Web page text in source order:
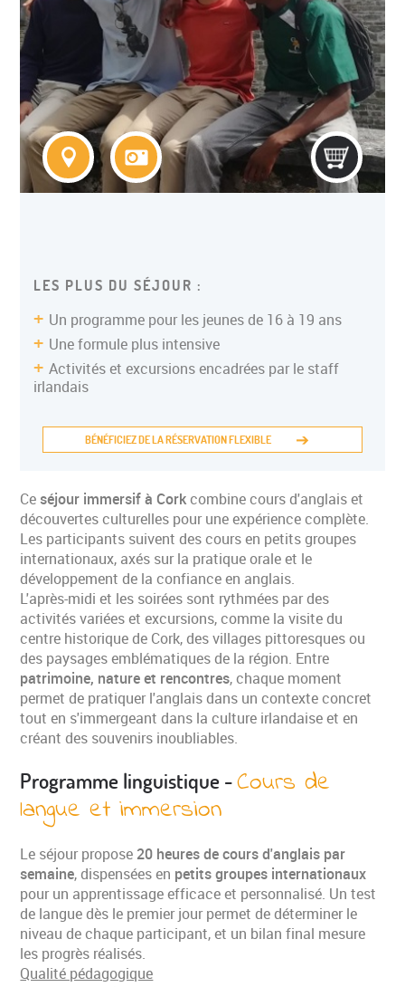
COLONIE ITINERANTE ADO
LES PLUS DU SÉJOUR :
Un programme pour les jeunes de 16 à 19 ans
Une formule plus intensive
Activités et excursions encadrées par le staff
irlandais
BÉNÉFICIEZ DE LA RÉSERVATION FLEXIBLE
Ceséjour immersif à Corkcombine cours d'anglais et
découvertes culturelles pour une expérience complète.
Les participants suivent des cours en petits groupes
internationaux, axés sur la pratique orale et le
développement de la confiance en anglais.
L'après-midi et les soirées sont rythmées par des
activités variées et excursions, comme la visite du
centre historique de Cork, des villages pittoresques ou
des paysages emblématiques de la région. Entre
patrimoine, nature et rencontres, chaque moment
permet de pratiquer l'anglais dans un contexte concret
tout en s'immergeant dans la culture irlandaise et en
créant des souvenirs inoubliables.
Programme linguistique -Cours de
langue et immersion
Le séjour propose 20 heures de cours d'anglais par
semaine, dispensées en petits groupes internationaux
pour un apprentissage efficace et personnalisé. Un test
de langue dès le premier jour permet de déterminer le
niveau de chaque participant, et un bilan final mesure
les progrès réalisés.
Qualité pédagogique